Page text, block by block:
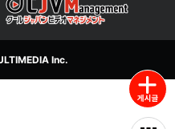
Inc.